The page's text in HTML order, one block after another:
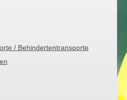
/ Behindertentransporte